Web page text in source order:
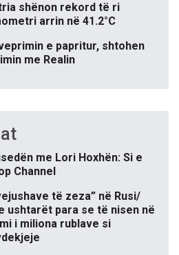
shënon rekord të ri
arrin në 41.2°C
e papritur, shtohen
me Realin
me Lori Hoxhën: Si e
Channel
të zeza” në Rusi/
ushtarët para se të nisen në
i miliona rublave si